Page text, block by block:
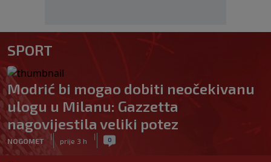
SPORT
Modrić bi mogao dobiti neočekivanu
ulogu u Milanu: Gazzetta
nagovijestila veliki potez
NOGOMET
|
prije 3 h
| 0